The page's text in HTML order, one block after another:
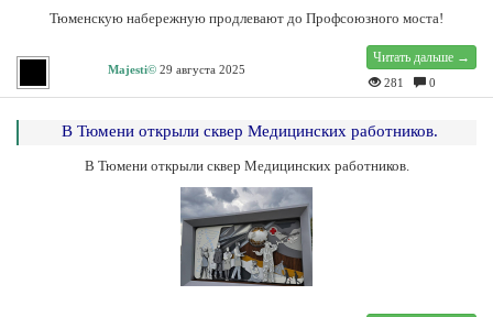
Тюменскую набережную продлевают до Профсоюзного моста!
Читать дальше →
Majesti© 29 августа 2025
281
0
В Тюмени открыли сквер Медицинских работников.
В Тюмени открыли сквер Медицинских работников.